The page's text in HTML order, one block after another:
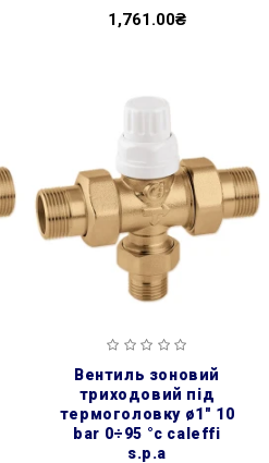
1,761.00₴
вентиль зоновий
триходовий під
термоголовку ø1″ 10
bar 0÷95 °c caleffi
s.p.a